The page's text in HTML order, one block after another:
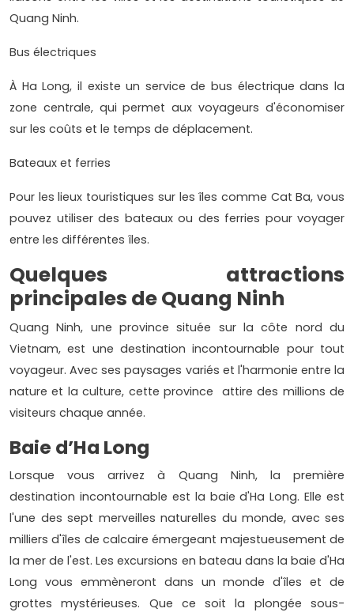
Quang Ninh.
Bus électriques
À Ha Long, il existe un service de bus électrique dans la
zone centrale, qui permet aux voyageurs d'économiser
sur les coûts et le temps de déplacement.
Bateaux et ferries
Pour les lieux touristiques sur les îles comme Cat Ba, vous
pouvez utiliser des bateaux ou des ferries pour voyager
entre les différentes îles.
Quelques attractions
principales de Quang Ninh
Quang Ninh, une province située sur la côte nord du
Vietnam, est une destination incontournable pour tout
voyageur. Avec ses paysages variés et l'harmonie entre la
nature et la culture, cette province attire des millions de
visiteurs chaque année.
Baie d’Ha Long
Lorsque vous arrivez à Quang Ninh, la première
destination incontournable est la baie d'Ha Long. Elle est
l'une des sept merveilles naturelles du monde, avec ses
milliers d'îles de calcaire émergeant majestueusement de
la mer de l'est. Les excursions en bateau dans la baie d'Ha
Long vous emmèneront dans un monde d'îles et de
grottes mystérieuses. Que ce soit la plongée sous-